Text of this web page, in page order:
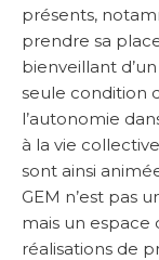
présents,
prendre sa
bienveillant
seule condition
l’autonomie
à la vie
sont ainsi
GEM n’est pas
mais un espace
réalisations de